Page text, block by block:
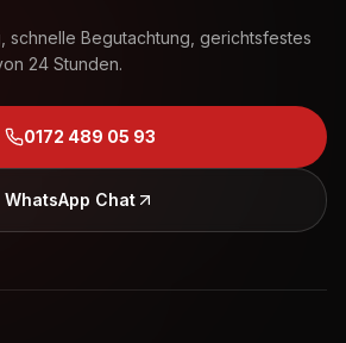
schnelle Begutachtung, gerichtsfestes
24 Stunden.
0172 489 05 93
WhatsApp Chat